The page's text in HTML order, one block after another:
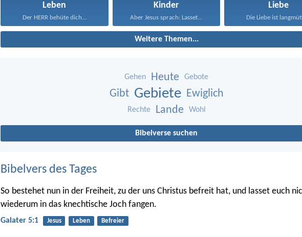
Leben
Der HERR behüte dich...
Kinder
Aber Jesus sprach: Lasset...
Liebe
Die Liebe ist
Weitere Themen...
Gehen Heute Gebote
Gibt Gebiete Ewiglich
Rechte Lande Wohl
Bibelverse suchen
Bibelvers des Tages
So bestehet nun in der Freiheit, zu der uns Christus befreit hat, und lasset euch
wiederum in das knechtische Joch fangen.
Galater 5:1 Jesus Leben Befreier